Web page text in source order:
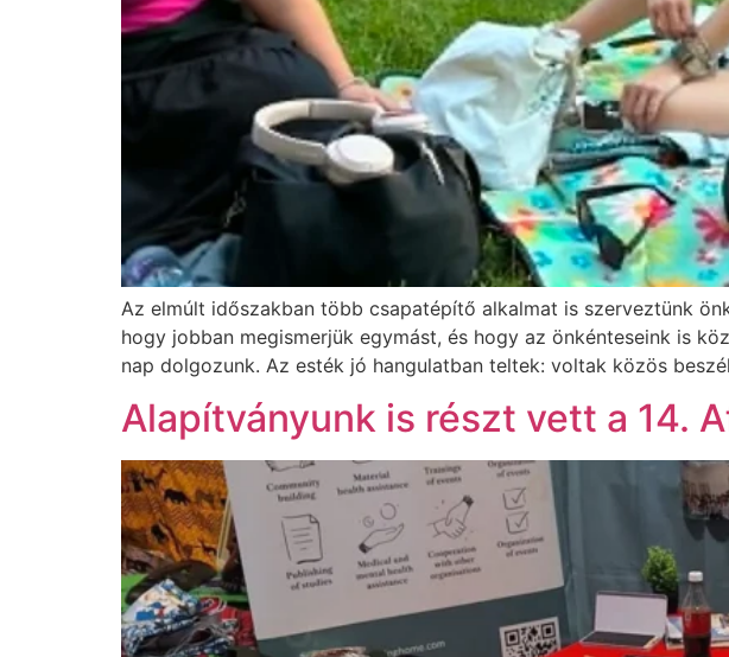
Az elmúlt időszakban több csapatépítő alkalmat is szerveztünk
hogy jobban megismerjük egymást, és hogy az önkénteseink is
nap dolgozunk. Az esték jó hangulatban teltek: voltak közös
Alapítványunk is részt vett a 14.